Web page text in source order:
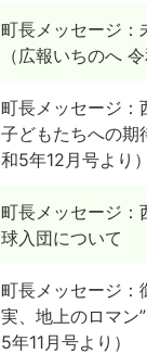
町長メッセージ：
（広報いちのへ
町長メッセージ：
子どもたちへの期
和5年12月号より）
町長メッセージ：
球入団について
町長メッセージ：
実、地上のロマン
5年11月号より）